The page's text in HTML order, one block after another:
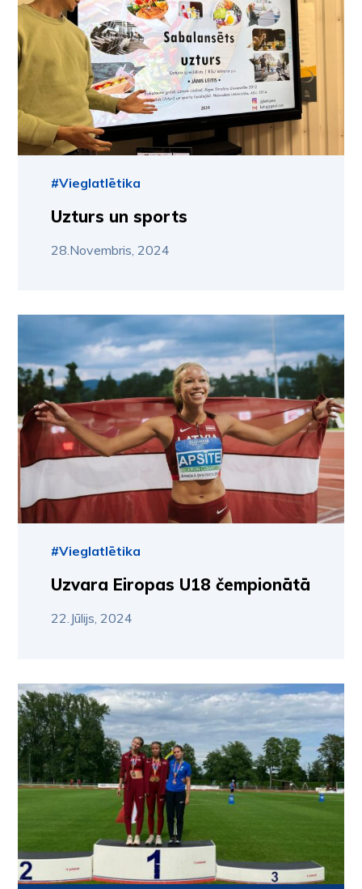
#Vieglatlētika
Uzturs un sports
28.Novembris, 2024
#Vieglatlētika
Uzvara Eiropas U18 čempionātā
22.Jūlijs, 2024